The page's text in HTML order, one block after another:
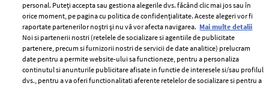
BRUNELLO CUCINELLI 17 decembrie 2014
Rosu pigmentat cu gri si un dram de glitter sunt
ingredientele principale pentru o tinuta glam & stylish
de Craciun.
+ MAI MULTE
personal. Puteți accepta sau gestiona alegerile dvs. făcând clic mai jos sau în
orice moment, pe pagina cu politica de confidențialitate. Aceste alegeri vor fi
raportate partenerilor noștri și nu vă vor afecta navigarea. Mai multe detalii
Noi si partenerii nostri (retelele de socializare si agentiile de publicitate
partenere, precum si furnizorii nostri de servicii de date analitice) prelucram
date pentru a permite website-ului sa functioneze, pentru a personaliza
continutul si anunturile publicitare afisate in functie de interesele si/sau profilul
dvs., pentru a va oferi functionalitati aferente retelelor de socializare si pentru a